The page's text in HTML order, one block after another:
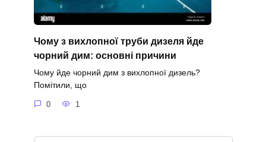
Чому з вихлопної труби дизеля йде
чорний дим: основні причини
Чому йде чорний дим з вихлопної дизель?
Помітили, що
0 1